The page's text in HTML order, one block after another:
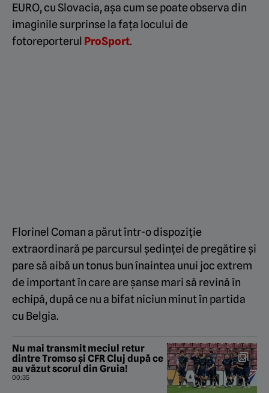
EURO, cu Slovacia, așa cum se poate observa din
imaginile surprinse la fața locului de
fotoreporterul ProSport.
Florinel Coman a părut într-o dispoziție
extraordinară pe parcursul ședinței de pregătire și
pare să aibă un tonus bun înaintea unui joc extrem
de important în care are șanse mari să revină în
echipă, după ce nu a bifat niciun minut în partida
cu Belgia.
Nu mai transmit meciul retur
dintre Tromso și CFR Cluj după ce
au văzut scorul din Gruia!
00:35